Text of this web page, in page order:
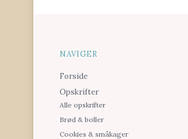
NAVIGER
Forside
Opskrifter
Alle opskrifter
Brød & boller
Cookies & småkager